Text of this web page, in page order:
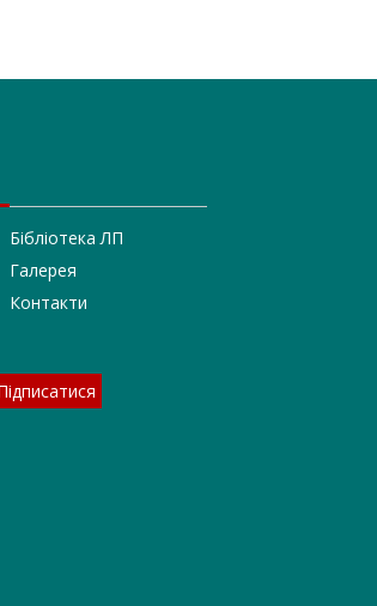
Бібліотека ЛП
Галерея
Контакти